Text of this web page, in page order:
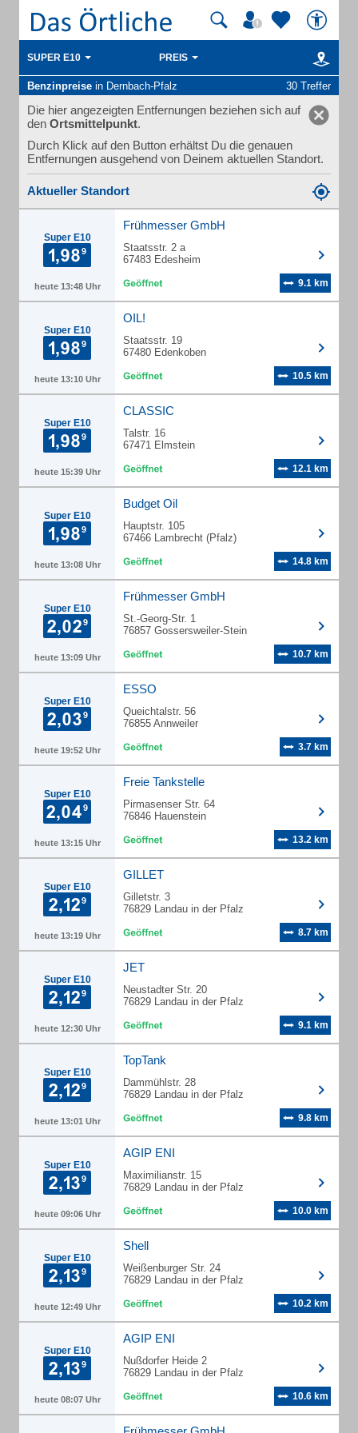
SUPER E10 PREIS
Benzinpreise in Dernbach-Pfalz 30 Treffer
Die hier angezeigten Entfernungen beziehen sich auf
den Ortsmittelpunkt.
Durch Klick auf den Button erhältst Du die genauen
Entfernungen ausgehend von Deinem aktuellen Standort.
Aktueller Standort
Super E10
heute 13:48 Uhr
Frühmesser GmbH
Staatsstr. 2 a
67483 Edesheim
9.1 km
Super E10
heute 13:10 Uhr
OIL!
Staatsstr. 19
67480 Edenkoben
10.5 km
Super E10
heute 15:39 Uhr
CLASSIC
Talstr. 16
67471 Elmstein
12.1 km
Super E10
heute 13:08 Uhr
Budget Oil
Hauptstr. 105
67466 Lambrecht (Pfalz)
14.8 km
Super E10
heute 13:09 Uhr
Frühmesser GmbH
St.-Georg-Str. 1
76857 Gossersweiler-Stein
10.7 km
Super E10
heute 19:52 Uhr
ESSO
Queichtalstr. 56
76855 Annweiler
3.7 km
Super E10
heute 13:15 Uhr
Freie Tankstelle
Pirmasenser Str. 64
76846 Hauenstein
13.2 km
Super E10
heute 13:19 Uhr
GILLET
Gilletstr. 3
76829 Landau in der Pfalz
8.7 km
Super E10
heute 12:30 Uhr
JET
Neustadter Str. 20
76829 Landau in der Pfalz
9.1 km
Super E10
heute 13:01 Uhr
TopTank
Dammühlstr. 28
76829 Landau in der Pfalz
9.8 km
Super E10
heute 09:06 Uhr
AGIP ENI
Maximilianstr. 15
76829 Landau in der Pfalz
10.0 km
Super E10
heute 12:49 Uhr
Shell
Weißenburger Str. 24
76829 Landau in der Pfalz
10.2 km
Super E10
heute 08:07 Uhr
AGIP ENI
Nußdorfer Heide 2
76829 Landau in der Pfalz
10.6 km